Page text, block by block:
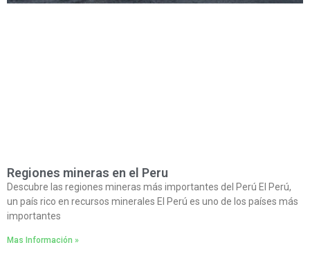
Regiones mineras en el Peru
Descubre las regiones mineras más importantes del Perú El Perú,
un país rico en recursos minerales El Perú es uno de los países más
importantes
Mas Información »